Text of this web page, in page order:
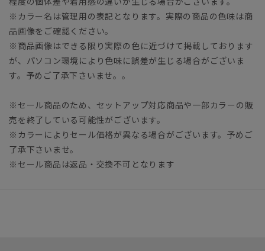
※カラー名は管理用の表記となります。実際の商品の色味は商
品画像をご確認ください。
※商品画像はできる限り実際の色に近づけて掲載しております
が、パソコン環境により色味に誤差が生じる場合がございま
す。予めご了承下さいませ。。
※セール商品のため、セットアップ対応商品や一部カラーの販
売を終了している可能性がございます。
※カラーによりセール価格が異なる場合がございます。予めご
了承下さいませ。
※セール商品は返品・交換不可となります